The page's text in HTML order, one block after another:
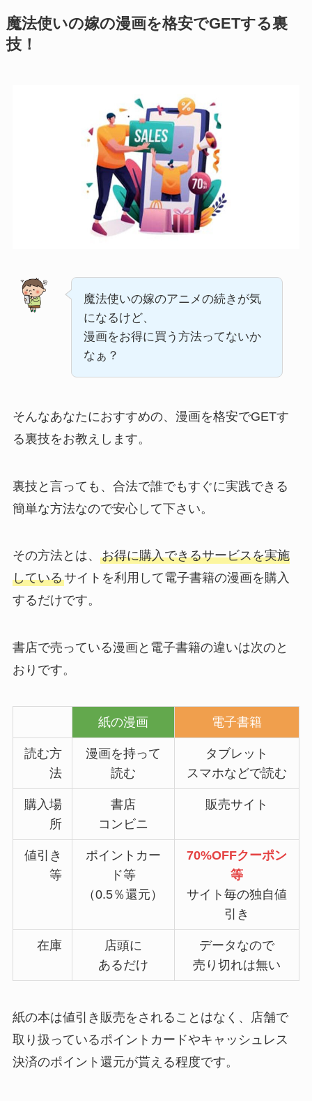
魔法使いの嫁の漫画を格安でGETする裏
技！
魔法使いの嫁のアニメの続きが気
になるけど、
漫画をお得に買う方法ってないか
なぁ？
そんなあなたにおすすめの、漫画を格安でGETす
る裏技をお教えします。
裏技と言っても、合法で誰でもすぐに実践できる
簡単な方法なので安心して下さい。
その方法とは、 お得に購入できるサービスを実施
しているサイトを利用して電子書籍の漫画を購入
するだけです。
書店で売っている漫画と電子書籍の違いは次のと
おりです。
紙の漫画 電子書籍
読む方
法
漫画を持って
読む
タブレット
スマホなどで読む
購入場
所
書店
コンビニ
販売サイト
値引き
等
ポイントカー
ド等
（0.5％還元）
70%OFFクーポン
等
サイト毎の独自値
引き
在庫
店頭に
あるだけ
データなので
売り切れは無い
紙の本は値引き販売をされることはなく、店舗で
取り扱っているポイントカードやキャッシュレス
決済のポイント還元が貰える程度です。